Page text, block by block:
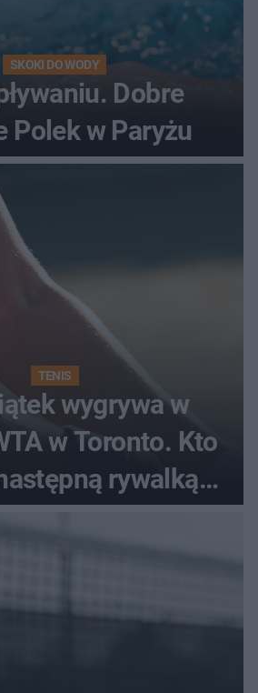
SKOKI DO WODY
Dobre
Polek w Paryżu
TENIS
wygrywa w
w Toronto. Kto
rywalką
Polki?